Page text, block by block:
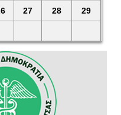
27 28 29